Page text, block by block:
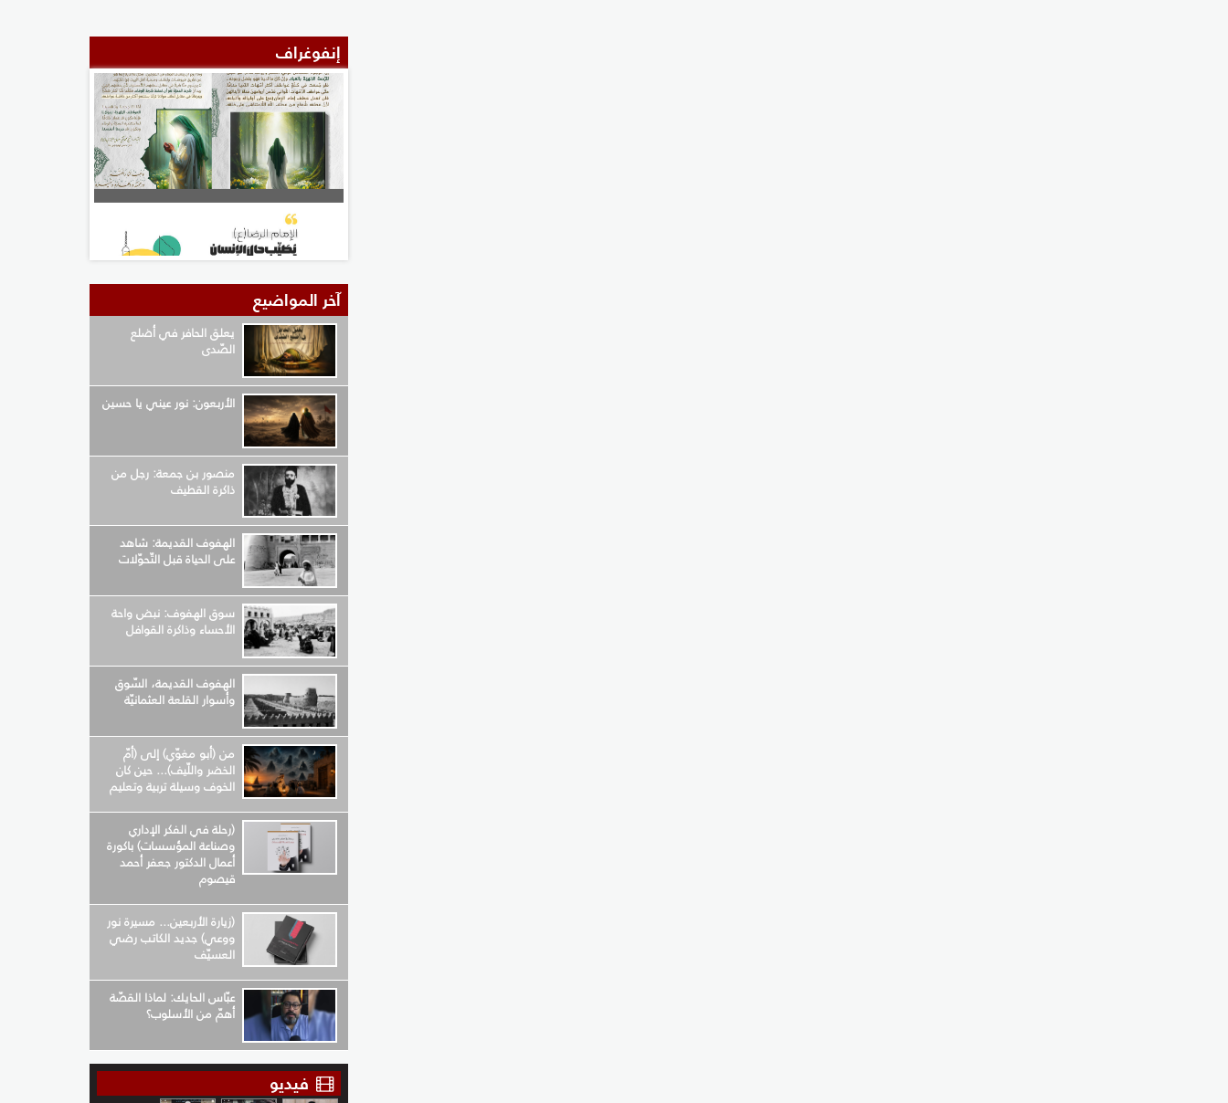
إنفوغراف
آخر المواضيع
يعلق الحافر في أضلع
الصّدى
الأربعون: نور عيني يا حسين
منصور بن جمعة: رجل من
ذاكرة القطيف
الهفوف القديمة: شاهد
على الحياة قبل التّحوّلات
سوق الهفوف: نبض واحة
الأحساء وذاكرة القوافل
الهفوف القديمة، السّوق
وأسوار القلعة العثمانيّة
من (أبو مغوّي) إلى (أمّ
الخضر واللّيف)... حين كان
الخوف وسيلة تربية وتعليم
(رحلة في الفكر الإداري
وصناعة المؤسسات) باكورة
أعمال الدكتور جعفر أحمد
قيصوم
(زيارة الأربعين... مسيرة نور
ووعي) جديد الكاتب رضي
العسيّف
عبّاس الحايك: لماذا القصّة
أهمّ من الأسلوب؟
فيديو